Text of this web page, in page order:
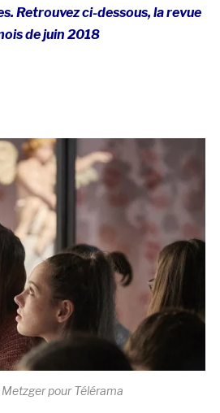
Retrouvez ci-dessous, la revue
de juin 2018
pour Télérama